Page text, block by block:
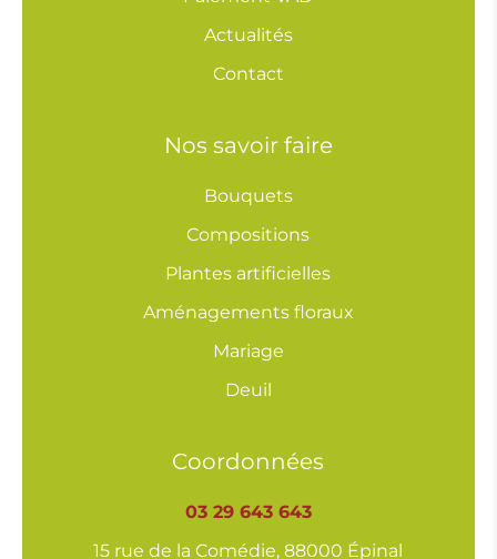
Actualités
Contact
Nos savoir faire
Bouquets
Compositions
Plantes artificielles
Aménagements floraux
Mariage
Deuil
Coordonnées
03 29 643 643
15 rue de la Comédie, 88000 Épinal